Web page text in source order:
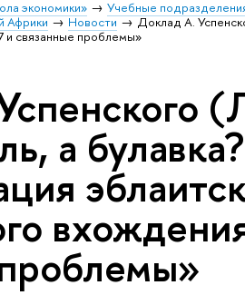
экономики» Учебные
Африки
Новости
Доклад А.
и связанные проблемы»
а